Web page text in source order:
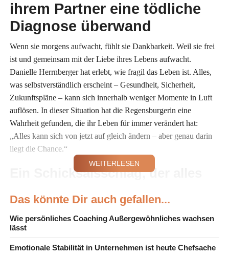
ihrem Partner eine tödliche
Diagnose überwand
Wenn sie morgens aufwacht, fühlt sie Dankbarkeit. Weil sie frei
ist und gemeinsam mit der Liebe ihres Lebens aufwacht.
Danielle Herrnberger hat erlebt, wie fragil das Leben ist. Alles,
was selbstverständlich erscheint – Gesundheit, Sicherheit,
Zukunftspläne – kann sich innerhalb weniger Momente in Luft
auflösen. In dieser Situation hat die Regensburgerin eine
Wahrheit gefunden, die ihr Leben für immer verändert hat:
„Alles kann sich von jetzt auf gleich ändern – aber genau darin
liegt die Chance.“
Ein Schicksalsschlag, der alles
WEITERLESEN
Das könnte Dir auch gefallen...
Wie persönliches Coaching Außergewöhnliches wachsen
lässt
Emotionale Stabilität in Unternehmen ist heute Chefsache